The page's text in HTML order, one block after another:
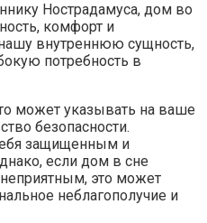
Нострадамуса, дом во
комфорт и
внутреннюю сущность,
потребность в
может указывать на ваше
безопасности.
защищенным и
если дом в сне
это может
неблагополучие и